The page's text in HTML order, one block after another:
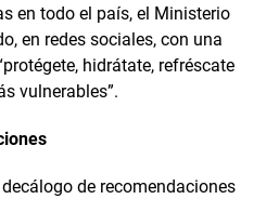
en todo el país, el Ministerio
en redes sociales, con una
hidrátate, refréscate
vulnerables”.
de recomendaciones